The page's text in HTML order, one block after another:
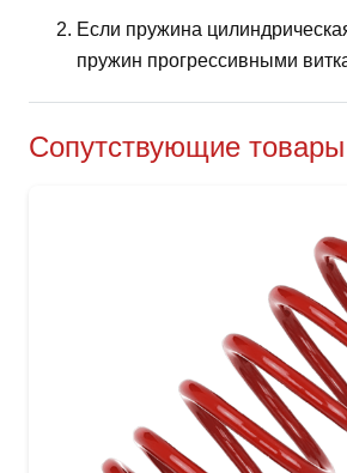
Если пружина
пружин прогрессивными
Сопутствующие товары